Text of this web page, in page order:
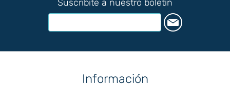
Suscribite a nuestro boletín
Información